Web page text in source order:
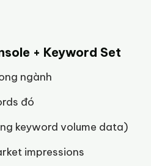
+ Keyword Set
ngành
đó
keyword volume data)
impressions